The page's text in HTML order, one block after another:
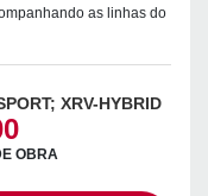
as linhas do
XRV-HYBRID
OBRA